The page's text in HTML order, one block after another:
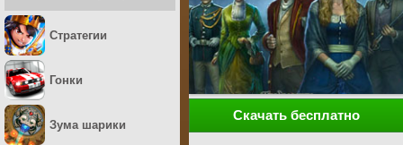
Скачать бесплатно
Стратегии
Гонки
Зума шарики